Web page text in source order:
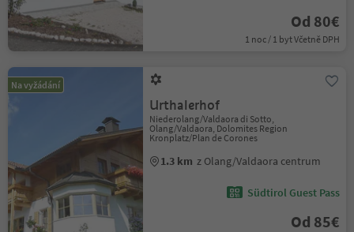
Od 80€
1 noc / 1 byt Včetně DPH
Na vyžádání
Urthalerhof
Niederolang/Valdaora di Sotto,
Olang/Valdaora, Dolomites Region
Kronplatz/Plan de Corones
1.3 km z Olang/Valdaora centrum
Südtirol Guest Pass
Od 85€